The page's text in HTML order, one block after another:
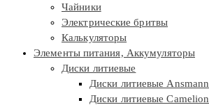
Чайники
Электрические бритвы
Калькуляторы
Элементы питания, Аккумуляторы
Диски литиевые
Диски литиевые Ansmann
Диски литиевые Camelion